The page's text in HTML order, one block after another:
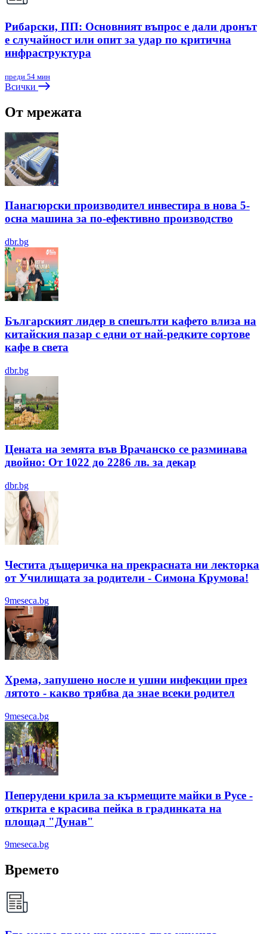
Рибарски, ПП: Основният въпрос е дали дронът
е случайност или опит за удар по критична
инфраструктура
преди 54 мин
Всички
От мрежата
Панагюрски производител инвестира в нова 5-
осна машина за по-ефективно производство
dbr.bg
Българският лидер в спешълти кафето влиза на
китайския пазар с едни от най-редките сортове
кафе в света
dbr.bg
Цената на земята във Врачанско се разминава
двойно: От 1022 до 2286 лв. за декар
dbr.bg
Честита дъщеричка на прекрасната ни лекторка
от Училищата за родители - Симона Крумова!
9meseca.bg
Хрема, запушено носле и ушни инфекции през
лятотo - какво трябва да знае всеки родител
9meseca.bg
Пеперудени крила за кърмещите майки в Русе -
открита е красива пейка в градинката на
площад "Дунав"
9meseca.bg
Времето